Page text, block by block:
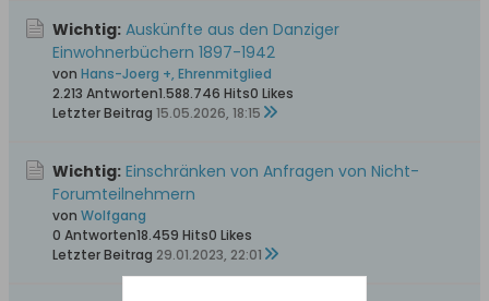
Wichtig: Auskünfte aus den Danziger
Einwohnerbüchern 1897-1942
von Hans-Joerg +, Ehrenmitglied
2.213 Antworten1.588.746 Hits0 Likes
Letzter Beitrag 15.05.2026, 18:15
Wichtig: Einschränken von Anfragen von Nicht-
Forumteilnehmern
von Wolfgang
0 Antworten18.459 Hits0 Likes
Letzter Beitrag 29.01.2023, 22:01